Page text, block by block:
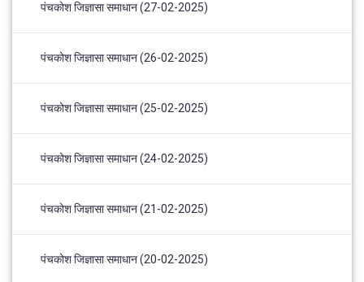
पंचकोश जिज्ञासा समाधान (27-02-2025)
पंचकोश जिज्ञासा समाधान (26-02-2025)
पंचकोश जिज्ञासा समाधान (25-02-2025)
पंचकोश जिज्ञासा समाधान (24-02-2025)
पंचकोश जिज्ञासा समाधान (21-02-2025)
पंचकोश जिज्ञासा समाधान (20-02-2025)